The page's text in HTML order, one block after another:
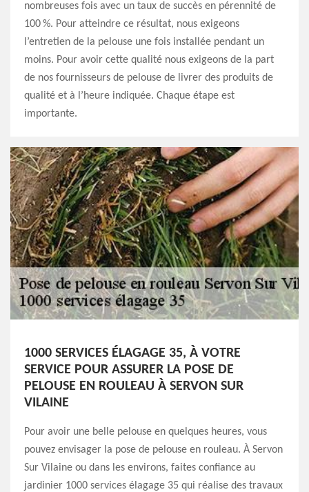
nombreuses fois avec un taux de succès en pérennité de
100 %. Pour atteindre ce résultat, nous exigeons
l’entretien de la pelouse une fois installée pendant un
moins. Pour avoir cette qualité nous exigeons de la part
de nos fournisseurs de pelouse de livrer des produits de
qualité et à l’heure indiquée. Chaque étape est
importante.
1000 SERVICES ÉLAGAGE 35, À VOTRE
SERVICE POUR ASSURER LA POSE DE
PELOUSE EN ROULEAU À SERVON SUR
VILAINE
Pour avoir une belle pelouse en quelques heures, vous
pouvez envisager la pose de pelouse en rouleau. À Servon
Sur Vilaine ou dans les environs, faites confiance au
jardinier 1000 services élagage 35 qui réalise des travaux